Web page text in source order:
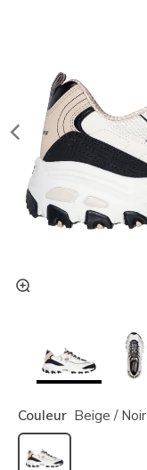
Couleur Beige / Noir